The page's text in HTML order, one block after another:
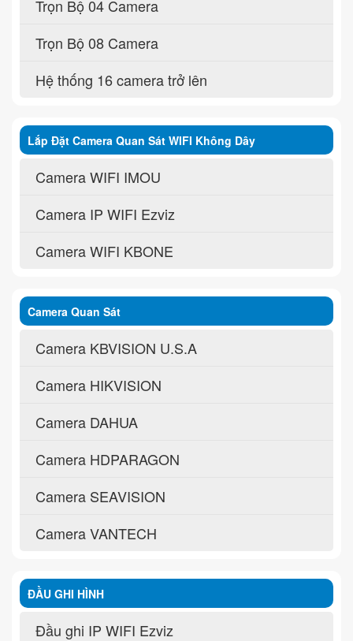
Trọn Bộ 04 Camera
Trọn Bộ 08 Camera
Hệ thống 16 camera trở lên
Lắp Đặt Camera Quan Sát WIFI Không Dây
Camera WIFI IMOU
Camera IP WIFI Ezviz
Camera WIFI KBONE
Camera Quan Sát
Camera KBVISION U.S.A
Camera HIKVISION
Camera DAHUA
Camera HDPARAGON
Camera SEAVISION
Camera VANTECH
ĐẦU GHI HÌNH
Đầu ghi IP WIFI Ezviz